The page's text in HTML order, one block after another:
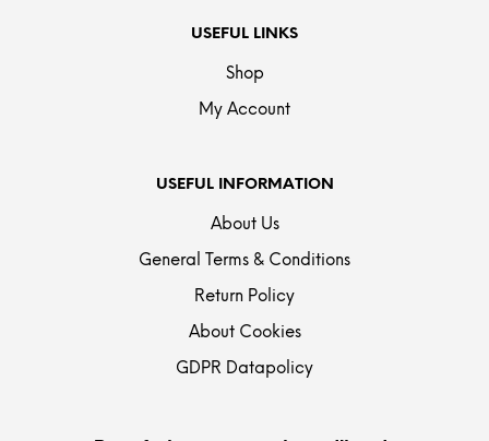
USEFUL LINKS
Shop
My Account
USEFUL INFORMATION
About Us
General Terms & Conditions
Return Policy
About Cookies
GDPR Datapolicy